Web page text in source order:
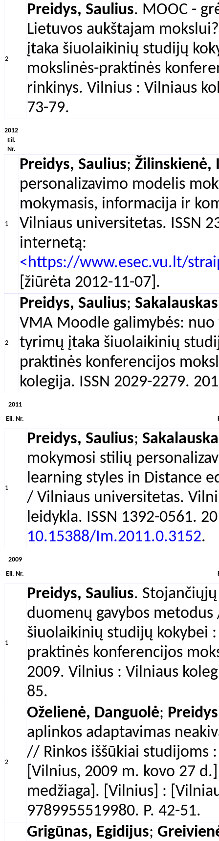
2
Preidys, Saulius. MOOC -
Lietuvos aukštajam
įtaka šiuolaikinių studijų
mokslinės-praktinės
rinkinys. Vilnius : Vilniaus
73-79.
2012
Eil.
Nr.
1
Preidys, Saulius; Žilinskienė,
personalizavimo modelis
mokymasis, informacija ir
Vilniaus universitetas. ISSN
internetą:
<https://www.esec.vu.lt/
[žiūrėta 2012-11-07].
2
Preidys, Saulius;
VMA Moodle galimybės:
tyrimų įtaka šiuolaikinių
praktinės konferencijos
kolegija. ISSN 2029-2279.
2011
Eil. Nr.
1
Preidys, Saulius;
mokymosi stilių
learning styles in Distance
/ Vilniaus universitetas.
leidykla. ISSN 1392-0561.
10.15388/Im.2011.0.3152.
2009
Eil. Nr.
1
Preidys, Saulius.
duomenų gavybos
šiuolaikinių studijų kokybei
praktinės konferencijos
2009. Vilnius : Vilniaus
85.
2
Oželienė, Danguolė;
aplinkos adaptavimas
// Rinkos iššūkiai studijoms
[Vilnius, 2009 m. kovo 27
medžiaga]. [Vilnius] :
9789955519980. P. 42-51.
Grigūnas, Egidijus;